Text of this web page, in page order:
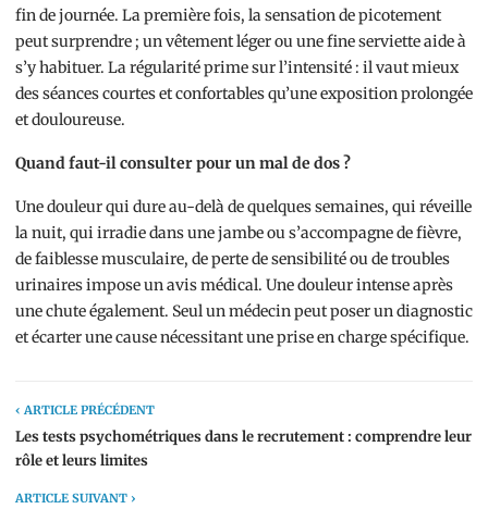
fin de journée. La première fois, la sensation de picotement
peut surprendre ; un vêtement léger ou une fine serviette aide à
s’y habituer. La régularité prime sur l’intensité : il vaut mieux
des séances courtes et confortables qu’une exposition prolongée
et douloureuse.
Quand faut-il consulter pour un mal de dos ?
Une douleur qui dure au-delà de quelques semaines, qui réveille
la nuit, qui irradie dans une jambe ou s’accompagne de fièvre,
de faiblesse musculaire, de perte de sensibilité ou de troubles
urinaires impose un avis médical. Une douleur intense après
une chute également. Seul un médecin peut poser un diagnostic
et écarter une cause nécessitant une prise en charge spécifique.
‹ ARTICLE PRÉCÉDENT
Les tests psychométriques dans le recrutement : comprendre leur
rôle et leurs limites
ARTICLE SUIVANT ›